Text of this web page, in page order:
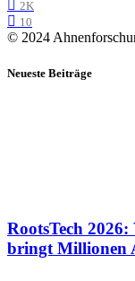
2K
10
© 2024
Neueste Beiträge
RootsTech
bringt Millionen